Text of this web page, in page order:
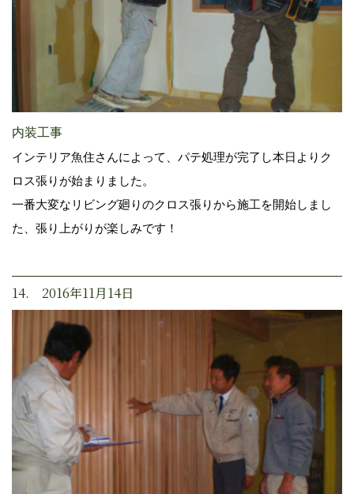
内装工事
インテリア魚住さんによって、パテ処理が完了し本日よりク
ロス張りが始まりました。
一番大変なリビング廻りのクロス張りから施工を開始しまし
た、張り上がりが楽しみです！
14. 2016年11月14日